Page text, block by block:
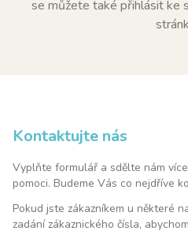
se můžete také přihlásit ke
Kontaktujte nás
Vyplňte formulář a sdělte nám
pomoci. Budeme Vás co nejdříve
Pokud jste zákazníkem u některé
zadání zákaznického čísla,